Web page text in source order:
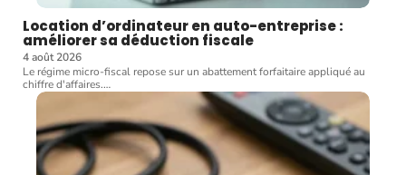
Location d’ordinateur en auto-entreprise :
améliorer sa déduction fiscale
4 août 2026
Le régime micro-fiscal repose sur un abattement forfaitaire appliqué au
chiffre d'affaires.…